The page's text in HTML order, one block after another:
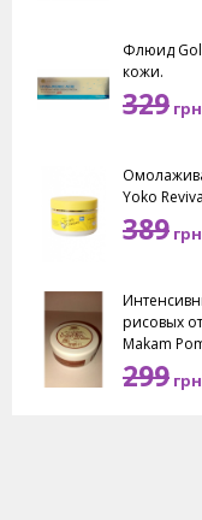
Флюид
кожи.
329
Yoko
389
рисовых
Makam
299